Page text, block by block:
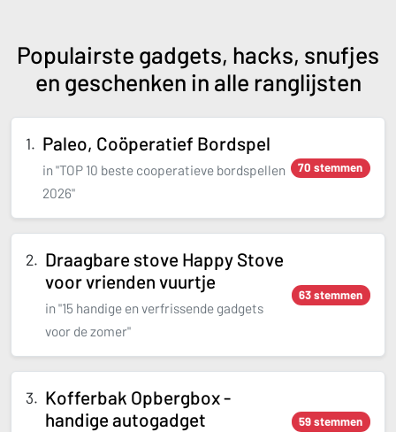
Populairste gadgets, hacks, snufjes
en geschenken in alle ranglijsten
Paleo, Coöperatief Bordspel
in "TOP 10 beste cooperatieve bordspellen
2026"
70 stemmen
Draagbare stove Happy Stove
voor vrienden vuurtje
in "15 handige en verfrissende gadgets
voor de zomer"
63 stemmen
Kofferbak Opbergbox -
handige autogadget
59 stemmen